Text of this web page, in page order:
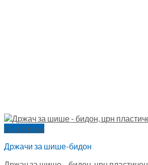
Quick View
Држачи за шише-бидон